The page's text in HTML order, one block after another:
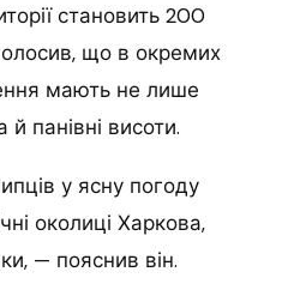
становить 200
що в окремих
мають не лише
й панівні висоти.
у ясну погоду
околиці Харкова,
— пояснив він.